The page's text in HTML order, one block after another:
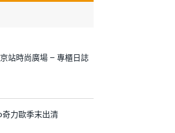
站時尚廣場 – 專櫃日誌
力歐季末出清